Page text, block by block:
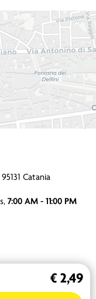
Catania
7:00 AM - 11:00 PM
€ 2,49